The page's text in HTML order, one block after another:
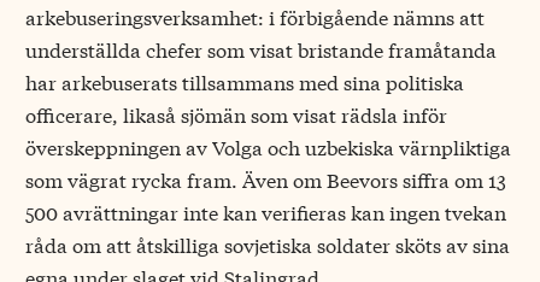
arkebuseringsverksamhet: i förbigående nämns att
underställda chefer som visat bristande framåtanda
har arkebuserats tillsammans med sina politiska
officerare, likaså sjömän som visat rädsla inför
överskeppningen av Volga och uzbekiska värnpliktiga
som vägrat rycka fram. Även om Beevors siffra om 13
500 avrättningar inte kan verifieras kan ingen tvekan
råda om att åtskilliga sovjetiska soldater sköts av sina